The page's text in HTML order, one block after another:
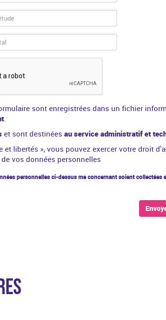
sont enregistrées dans un fichier
.
et sont destinées au service administratif et
et libertés », vous pouvez exercer votre droit
vos données personnelles
personnelles ci-dessus me concernant soient collectées